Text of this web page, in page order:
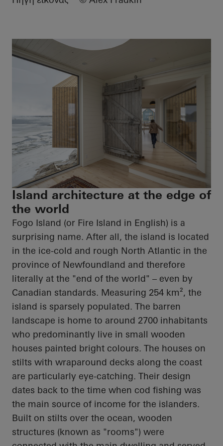
Island architecture at the edge of
the world
Fogo Island (or Fire Island in English) is a
surprising name. After all, the island is located
in the ice-cold and rough North Atlantic in the
province of Newfoundland and therefore
literally at the "end of the world" – even by
Canadian standards. Measuring 254 km², the
island is sparsely populated. The barren
landscape is home to around 2700 inhabitants
who predominantly live in small wooden
houses painted bright colours. The houses on
stilts with wraparound decks along the coast
are particularly eye-catching. Their design
dates back to the time when cod fishing was
the main source of income for the islanders.
Built on stilts over the ocean, wooden
structures (known as "rooms") were